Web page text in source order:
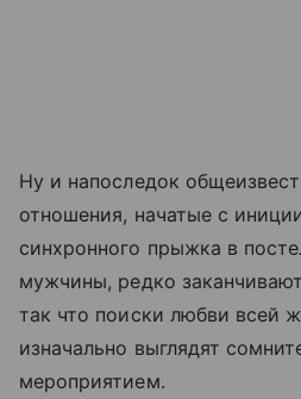
Ну и напоследок
отношения, начатые с
синхронного прыжка в
мужчины, редко
так что поиски любви всей
изначально выглядят
мероприятием.